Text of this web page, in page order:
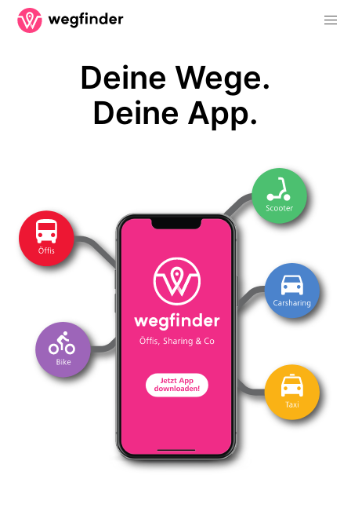
Deine Wege.
Deine App.